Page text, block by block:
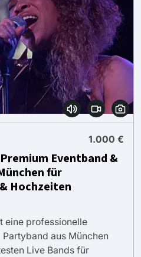
1.000 €
Eventband &
für
Hochzeiten
eine professionelle
aus München
Live Bands für